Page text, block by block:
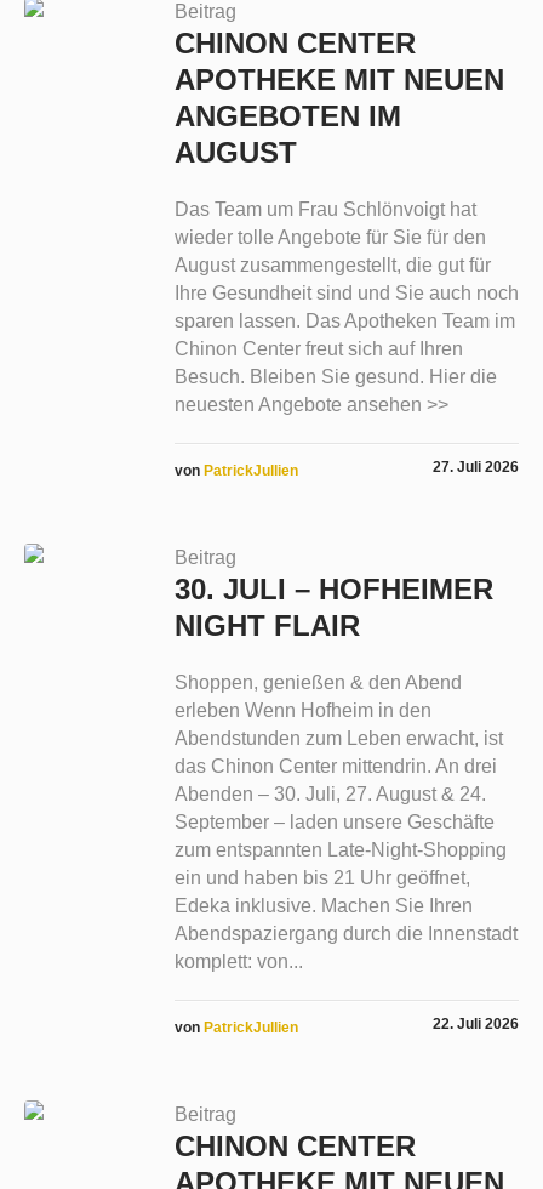
Beitrag
CHINON CENTER
APOTHEKE MIT NEUEN
ANGEBOTEN IM
AUGUST
Das Team um Frau Schlönvoigt hat
wieder tolle Angebote für Sie für den
August zusammengestellt, die gut für
Ihre Gesundheit sind und Sie auch noch
sparen lassen. Das Apotheken Team im
Chinon Center freut sich auf Ihren
Besuch. Bleiben Sie gesund. Hier die
neuesten Angebote ansehen >>
27. Juli 2026
von PatrickJullien
Beitrag
30. JULI – HOFHEIMER
NIGHT FLAIR
Shoppen, genießen & den Abend
erleben Wenn Hofheim in den
Abendstunden zum Leben erwacht, ist
das Chinon Center mittendrin. An drei
Abenden – 30. Juli, 27. August & 24.
September – laden unsere Geschäfte
zum entspannten Late-Night-Shopping
ein und haben bis 21 Uhr geöffnet,
Edeka inklusive. Machen Sie Ihren
Abendspaziergang durch die Innenstadt
komplett: von...
22. Juli 2026
von PatrickJullien
Beitrag
CHINON CENTER